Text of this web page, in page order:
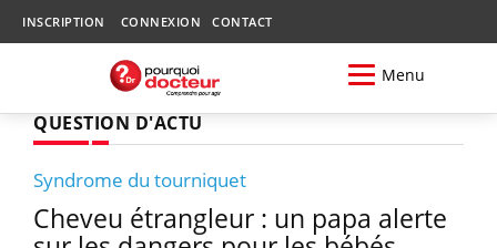
INSCRIPTION CONNEXION CONTACT
Menu
QUESTION D'ACTU
Syndrome du tourniquet
Cheveu étrangleur : un papa alerte